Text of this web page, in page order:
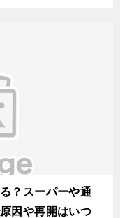
？スーパーや通
因や再開はいつ